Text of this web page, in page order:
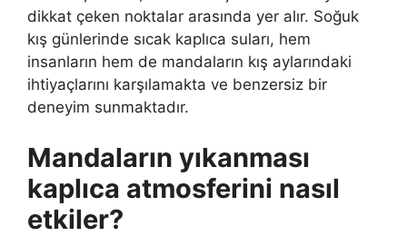
dikkat çeken noktalar arasında yer alır. Soğuk
kış günlerinde sıcak kaplıca suları, hem
insanların hem de mandaların kış aylarındaki
ihtiyaçlarını karşılamakta ve benzersiz bir
deneyim sunmaktadır.
Mandaların yıkanması
kaplıca atmosferini nasıl
etkiler?